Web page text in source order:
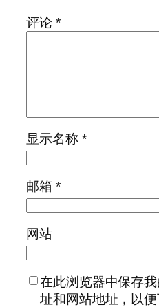
评论 *
显示名称 *
邮箱 *
网站
在此浏览器中保存
址和网站地址，以便